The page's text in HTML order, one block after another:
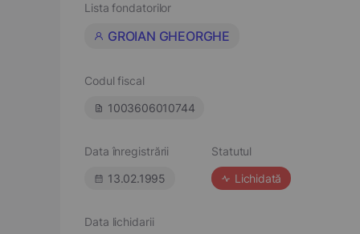
Lista fondatorilor
GROIAN GHEORGHE
Codul fiscal
1003606010744
Data înregistrării
13.02.1995
Statutul
Lichidată
Data lichidarii